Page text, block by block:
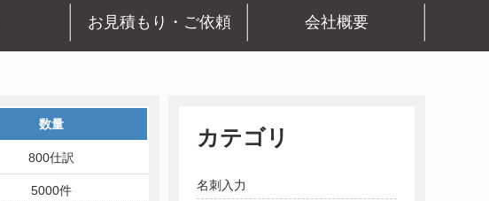
お見積もり・ご依頼 会社概要
数量
800仕訳
5000件
カテゴリ
名刺入力